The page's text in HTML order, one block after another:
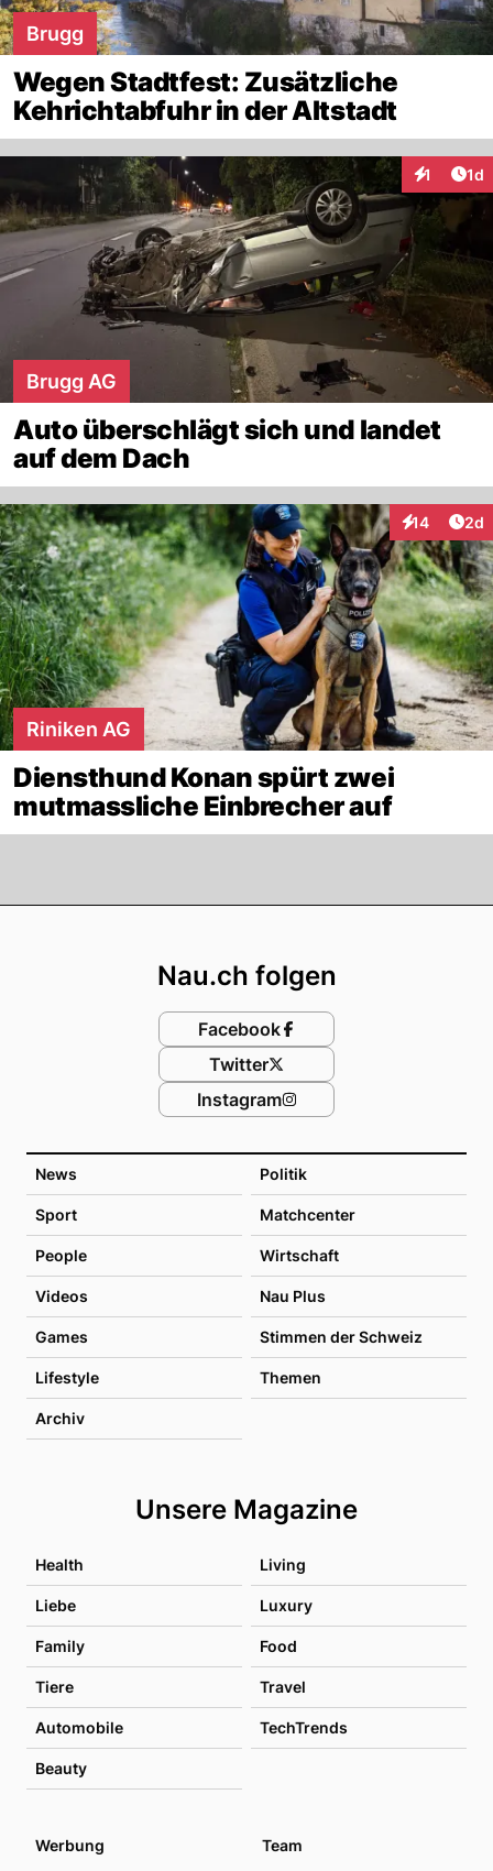
Brugg
Wegen Stadtfest: Zusätzliche
Kehrichtabfuhr in der Altstadt
1 1d
Brugg AG
Auto überschlägt sich und landet
auf dem Dach
14
Interaktionen
2d
Riniken AG
Diensthund Konan spürt zwei
mutmassliche Einbrecher auf
News Politik
Sport Matchcenter
People Wirtschaft
Videos Nau Plus
Games Stimmen der Schweiz
Lifestyle Themen
Archiv
Unsere Magazine
Health Living
Liebe Luxury
Family Food
Tiere Travel
Automobile TechTrends
Beauty
Nau.ch folgen
Facebook
Twitter
Instagram
Werbung Team